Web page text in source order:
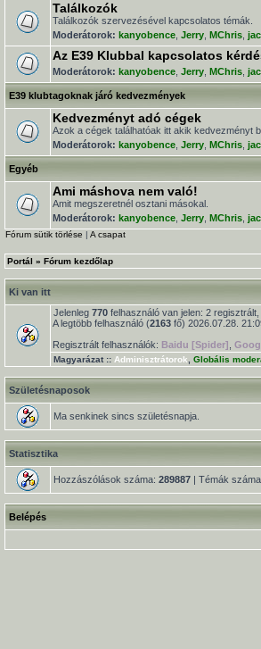
Találkozók
Találkozók szervezésével kapcsolatos témák.
Moderátorok: kanyobence Jerry MChris
Az E39 Klubbal kapcsolatos
Moderátorok: kanyobence Jerry MChris
E39 klubtagoknak járó kedvezmények
Kedvezményt adó cégek
Azok a cégek találhatóak itt akik kedvezményt
Moderátorok: kanyobence Jerry MChris
Egyéb
Ami máshova nem való!
Amit megszeretnél osztani másokal.
Moderátorok: kanyobence Jerry MChris
Fórum sütik törlése | A csapat
Portál » Fórum kezdőlap
Ki van itt
Jelenleg 770 felhasználó van jelen: 2
A legtöbb felhasználó (2163 fő) 2026.07.28.
Regisztrált felhasználók: Baidu [Spider]
Magyarázat :: Adminisztrátorok Globális
Születésnaposok
Ma senkinek sincs születésnapja.
Statisztika
Hozzászólások száma: 289887 | Témák
Belépés